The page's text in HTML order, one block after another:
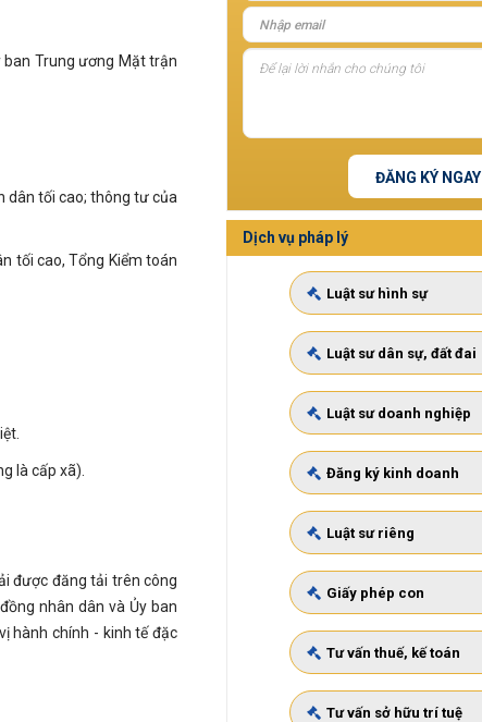
ban Trung ương Mặt trận
dân tối cao; thông tư của
tối cao, Tổng Kiểm toán
là cấp xã).
được đăng tải trên công
nhân dân và Ủy ban
hành chính - kinh tế đặc
ĐĂNG KÝ NGAY
Dịch vụ pháp lý
Luật sư hình sự
Luật sư dân sự, đất đai
Luật sư doanh nghiệp
Đăng ký kinh doanh
Luật sư riêng
Giấy phép con
Tư vấn thuế, kế toán
Tư vấn sở hữu trí tuệ